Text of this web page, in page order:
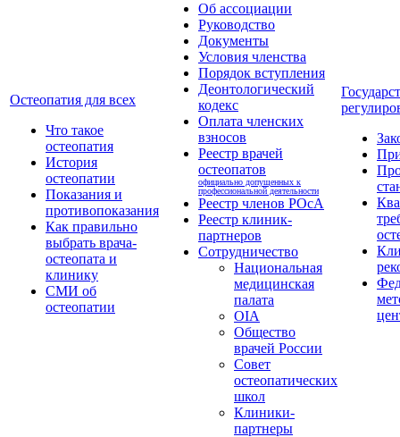
Остеопатия для всех
Что такое
остеопатия
История
остеопатии
Показания и
противопоказания
Как правильно
выбрать врача-
остеопата и
клинику
СМИ об
остеопатии
Об ассоциации
Руководство
Документы
Условия членства
Порядок вступления
Деонтологический
кодекс
Оплата членских
взносов
Реестр врачей
остеопатов
официально допущенных к
профессиональной деятельности
Реестр членов РОсА
Реестр клиник-
партнеров
Сотрудничество
Национальная
медицинская
палата
OIA
Общество
врачей России
Совет
остеопатических
школ
Клиники-
партнеры